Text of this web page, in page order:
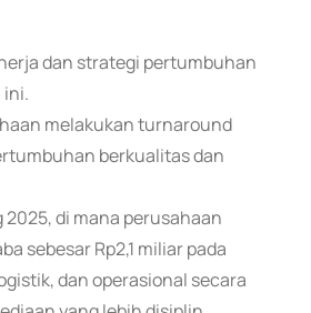
dan strategi pertumbuhan
ini.
melakukan turnaround
berkualitas dan
di mana perusahaan
sebesar Rp2,1 miliar pada
dan operasional secara